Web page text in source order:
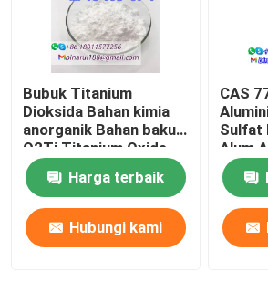
Bubuk Titanium
Dioksida Bahan kimia
anorganik Bahan baku
O2Ti Titanium Oxide
CAS 13463-67-7
Harga terbaik
Hubungi kami
CAS
Sulfat
Alum